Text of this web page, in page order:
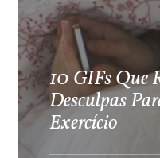
10 GIFs Que
Desculpas
Exercício